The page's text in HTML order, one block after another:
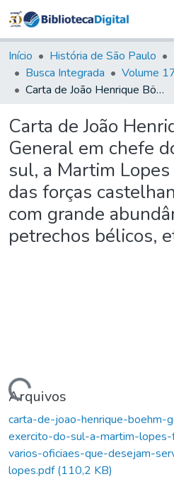
&
Tudo na
Início História de São Paulo
Busca Integrada
Carta de João Henrique Böehm, General em chefe do exército do sul, a Martim Lopes dando notícias das forças castelhanas que estão com grande abundância de petrechos bélicos, etc.
Carta de João
General em chefe
sul, a Martim
das forças
com grande
petrechos bélicos,
Carregando...
Arquivos
carta-de-joao-henrique-boehm-
exercito-do-sul-a-martim-
varios-oficiaes-que-desejam-
lopes.pdf(110,2 KB)